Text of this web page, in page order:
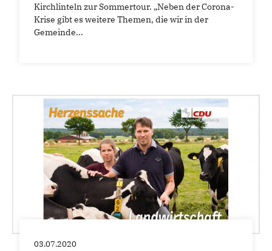
Kirchlinteln zur Sommertour. „Neben der Corona-
Krise gibt es weitere Themen, die wir in der
Gemeinde...
03.07.2020